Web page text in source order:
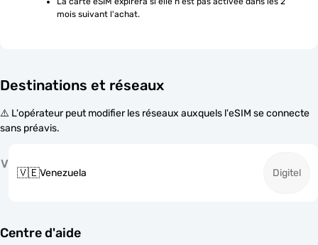
mois suivant l'achat.
Destinations et réseaux
⚠️ L'opérateur peut modifier les réseaux auxquels l'eSIM se connecte
sans préavis.
V
🇻🇪Venezuela Digitel
Centre d'aide